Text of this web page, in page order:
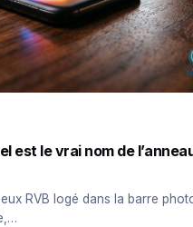
est le vrai nom de
RVB logé dans la barre